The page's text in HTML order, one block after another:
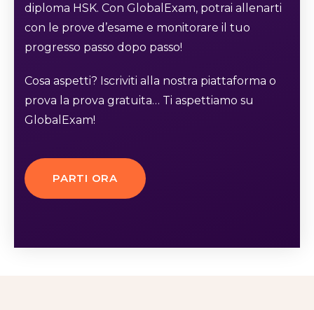
diploma HSK. Con GlobalExam, potrai allenarti
con le prove d’esame e monitorare il tuo
progresso passo dopo passo!
Cosa aspetti? Iscriviti alla nostra piattaforma o
prova la prova gratuita… Ti aspettiamo su
GlobalExam!
PARTI ORA